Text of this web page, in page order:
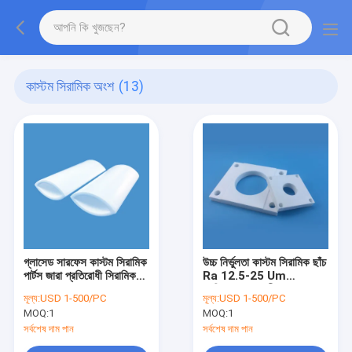
কাস্টম সিরামিক অংশ (13)
গ্লাসেড সারফেস কাস্টম সিরামিক
পার্টস জারা প্রতিরোধী সিরামিক
মূল্য:USD 1-500/PC
MOQ:1
সর্বশেষ দাম পান
উচ্চ নির্ভুলতা কাস্টম সিরামিক ছাঁচ
Ra 12.5-25 Um
মূল্য:USD 1-500/PC
MOQ:1
সর্বশেষ দাম পান